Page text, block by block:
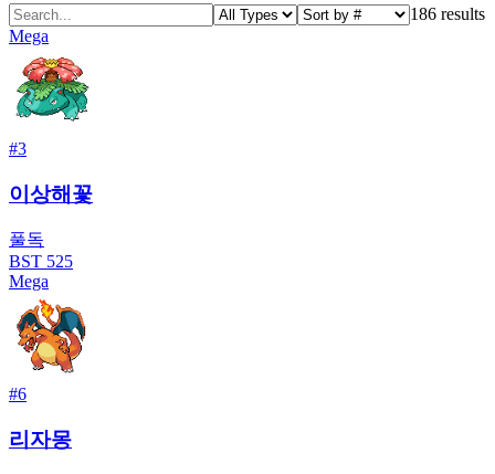
186 results
Mega
#3
이상해꽃
풀독
BST 525
Mega
#6
리자몽